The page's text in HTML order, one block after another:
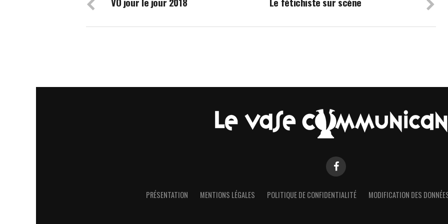
PRÉSENTATION MENTIONS LÉGALES POLITIQUE DE CONFIDENTIALITÉ MODIFICATION DES